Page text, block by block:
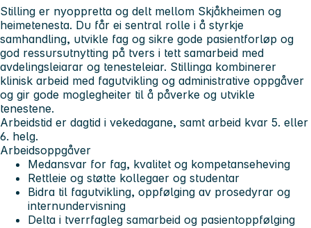
Stilling er nyoppretta og delt mellom Skjåkheimen og
heimetenesta. Du får ei sentral rolle i å styrkje
samhandling, utvikle fag og sikre gode pasientforløp og
god ressursutnytting på tvers i tett samarbeid med
avdelingsleiarar og tenesteleiar. Stillinga kombinerer
klinisk arbeid med fagutvikling og administrative oppgåver
og gir gode moglegheiter til å påverke og utvikle
tenestene.
Arbeidstid er dagtid i vekedagane, samt arbeid kvar 5. eller
6. helg.
Arbeidsoppgåver
Medansvar for fag, kvalitet og kompetanseheving
Rettleie og støtte kollegaer og studentar
Bidra til fagutvikling, oppfølging av prosedyrar og
internundervisning
Delta i tverrfagleg samarbeid og pasientoppfølging